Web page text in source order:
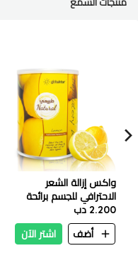
واكس إزالة الشعر
الاحترافي للجسم برائحة
الليمون 800 غرام
2.200 دب
أضف
اشتر الآن